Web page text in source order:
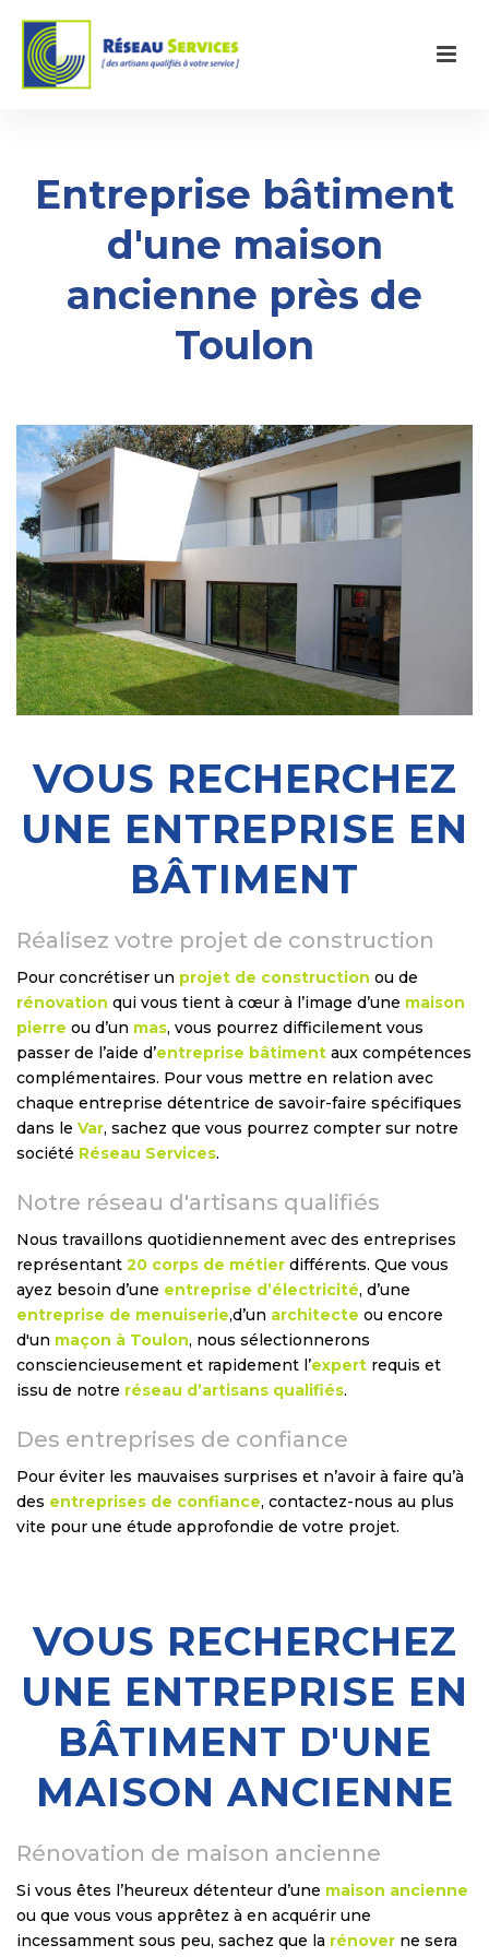
Entreprise bâtiment
d'une maison
ancienne près de
Toulon
VOUS RECHERCHEZ
UNE ENTREPRISE EN
BÂTIMENT
Réalisez votre projet de construction
Pour concrétiser un projet de construction ou de
rénovation qui vous tient à cœur à l’image d’une maison
pierre ou d’un mas, vous pourrez difficilement vous
passer de l’aide d’entreprise bâtiment aux compétences
complémentaires. Pour vous mettre en relation avec
chaque entreprise détentrice de savoir-faire spécifiques
dans le Var, sachez que vous pourrez compter sur notre
société Réseau Services.
Notre réseau d'artisans qualifiés
Nous travaillons quotidiennement avec des entreprises
représentant 20 corps de métier différents. Que vous
ayez besoin d’une entreprise d’électricité, d’une
entreprise de menuiserie,d’un architecte ou encore
d'un maçon à Toulon, nous sélectionnerons
consciencieusement et rapidement l’expert requis et
issu de notre réseau d’artisans qualifiés.
Des entreprises de confiance
Pour éviter les mauvaises surprises et n’avoir à faire qu’à
des entreprises de confiance, contactez-nous au plus
vite pour une étude approfondie de votre projet.
VOUS RECHERCHEZ
UNE ENTREPRISE EN
BÂTIMENT D'UNE
MAISON ANCIENNE
Rénovation de maison ancienne
Si vous êtes l’heureux détenteur d’une maison ancienne
ou que vous vous apprêtez à en acquérir une
incessamment sous peu, sachez que la rénover ne sera